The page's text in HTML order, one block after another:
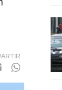
WhatsApp